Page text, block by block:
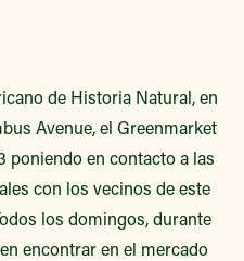
de Historia Natural, en
Avenue, el Greenmarket
poniendo en contacto a las
con los vecinos de este
los domingos, durante
encontrar en el mercado